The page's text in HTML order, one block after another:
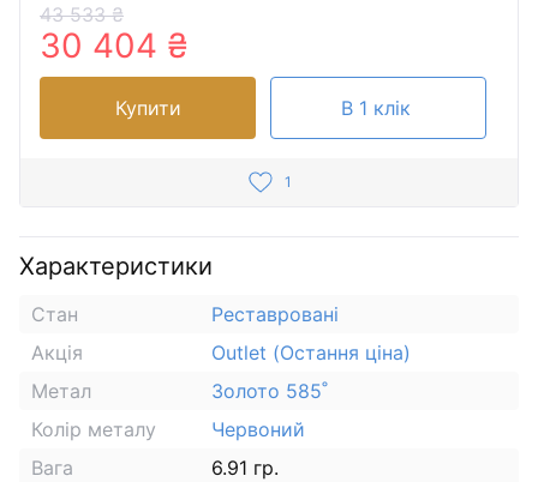
43 533 ₴
30 404 ₴
Купити В 1 клік
1
Характеристики
Стан
Реставровані
Акція
Outlet (Остання ціна)
Метал
Золото 585˚
Колір металу
Червоний
Вага
6.91 гр.